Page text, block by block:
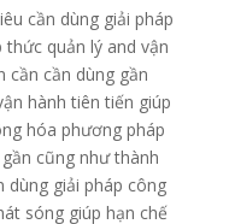
cần dùng giải pháp
quản lý and vận
cần cần dùng gần
hành tiên tiến giúp
hóa phương pháp
cũng như thành
dùng giải pháp công
sóng giúp hạn chế